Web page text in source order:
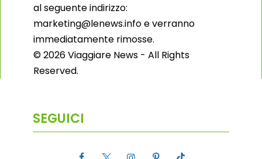
al seguente indirizzo:
marketing@lenews.info e verranno
immediatamente rimosse.
© 2026 Viaggiare News - All Rights
Reserved.
SEGUICI